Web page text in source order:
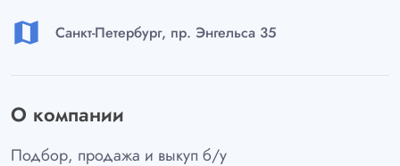
map Санкт-Петербург, пр. Энгельса 35
О компании
Подбор, продажа и выкуп б/у